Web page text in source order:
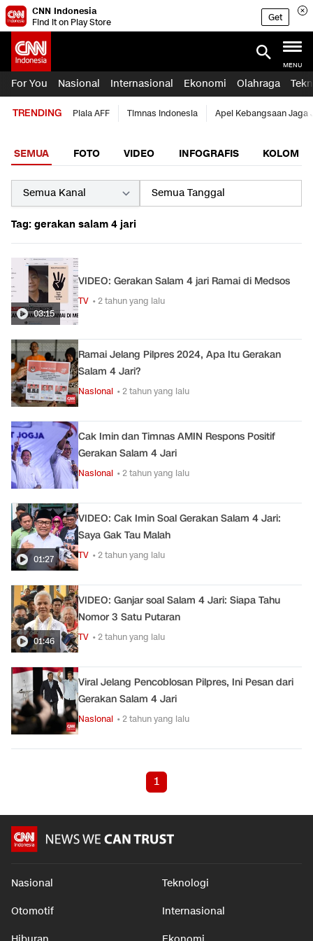
CNN Indonesia
Find it on Play Store
Get
MENU
For You Nasional Internasional Ekonomi Olahraga
TRENDING Piala AFF Timnas Indonesia Apel Kebangsaan Jaga
SEMUA FOTO VIDEO INFOGRAFIS KOLOM
Tag: gerakan salam 4 jari
03:15
VIDEO: Gerakan Salam 4 jari Ramai di Medsos
TV • 2 tahun yang lalu
Ramai Jelang Pilpres 2024, Apa Itu Gerakan
Salam 4 Jari?
Nasional • 2 tahun yang lalu
Cak Imin dan Timnas AMIN Respons Positif
Gerakan Salam 4 Jari
Nasional • 2 tahun yang lalu
01:27
VIDEO: Cak Imin Soal Gerakan Salam 4 Jari:
Saya Gak Tau Malah
TV • 2 tahun yang lalu
01:46
VIDEO: Ganjar soal Salam 4 Jari: Siapa Tahu
Nomor 3 Satu Putaran
TV • 2 tahun yang lalu
Viral Jelang Pencoblosan Pilpres, Ini Pesan dari
Gerakan Salam 4 Jari
Nasional • 2 tahun yang lalu
1
Nasional Teknologi
Otomotif Internasional